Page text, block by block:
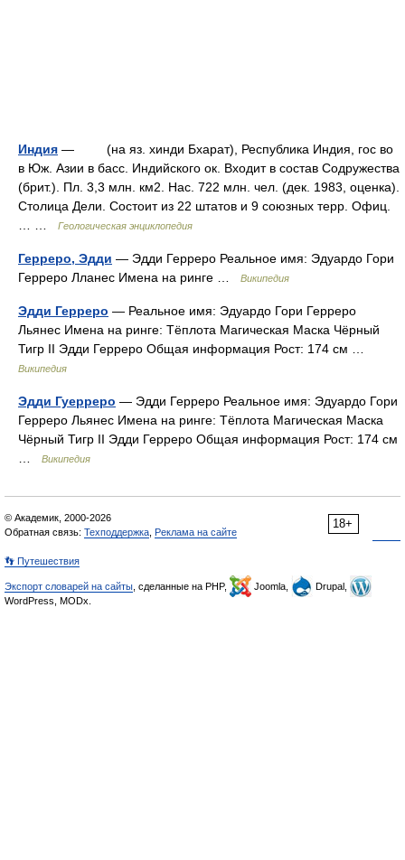
Индия — (на яз. хинди Бхарат), Республика Индия, гос во
в Юж. Азии в басс. Индийского ок. Входит в состав Содружества
(брит.). Пл. 3,3 млн. км2. Нас. 722 млн. чел. (дек. 1983, оценка).
Столица Дели. Состоит из 22 штатов и 9 союзных терр. Офиц.
Геологическая энциклопедия
Герреро, Эдди — Эдди Герреро Реальное имя: Эдуардо Гори
Герреро Лланес Имена на ринге …
Википедия
Эдди Герреро — Реальное имя: Эдуардо Гори Герреро
Льянес Имена на ринге: Тёплота Магическая Маска Чёрный
Тигр II Эдди Герреро Общая информация Рост: 174 см …
Википедия
Эдди Гуерреро — Эдди Герреро Реальное имя: Эдуардо Гори
Герреро Льянес Имена на ринге: Тёплота Магическая Маска
Чёрный Тигр II Эдди Герреро Общая информация Рост: 174 см
Википедия
18+
© Академик, 2000-2026
Обратная связь: Техподдержка Реклама на сайте
👣 Путешествия
Экспорт словарей на сайты , сделанные на PHP, Joomla,
Drupal,
WordPress, MODx.